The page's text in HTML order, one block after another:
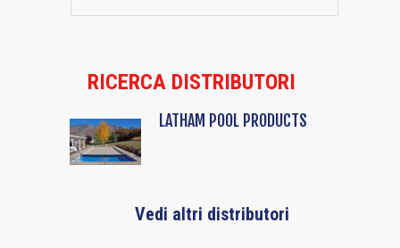
RICERCA DISTRIBUTORI
LATHAM POOL PRODUCTS
Vedi altri distributori